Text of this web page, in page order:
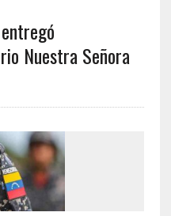
Nuestra Señora